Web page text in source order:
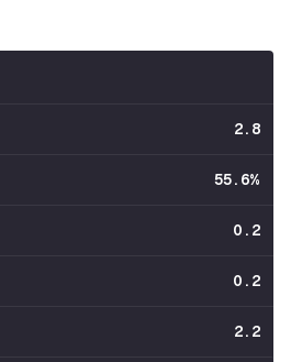
2.8
55.6%
0.2
0.2
2.2